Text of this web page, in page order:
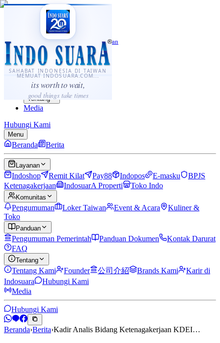
SAHABAT INDONESIA DI TAIWAN
MEMUAT INDOSUARA.COM...
its worth to wait,
good things take times
·...
⌘K
Sahabat Indonesia di Taiwan
Berita
Layanan
Komunitas
Panduan
Tentang
Media
Hubungi Kami
Menu
Beranda Berita
Layanan
Indoshop Remit Kilat Pay88 Indopos E-masku
BPJS
Ketenagakerjaan
IndosuarA Properti Toko Indo
Komunitas
Pengumuman Loker Taiwan Event & Acara
Kuliner &
Toko
Panduan
Pengumuman Pemerintah Panduan Dokumen
Kontak Darurat
FAQ
Tentang
Tentang Kami Founder 公司介紹 Brands Kami
Karir di
Indosuara
Hubungi Kami
Media
Hubungi Kami
Beranda›Berita›Kadir Analis Bidang Ketenagakerjaan KDEI…